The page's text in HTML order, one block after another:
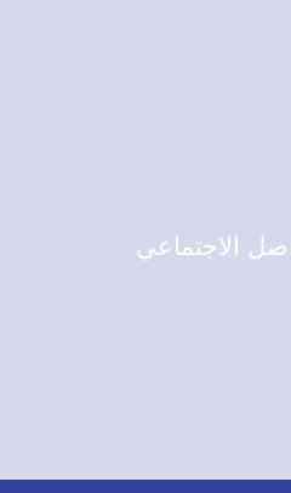
الاجتماعي